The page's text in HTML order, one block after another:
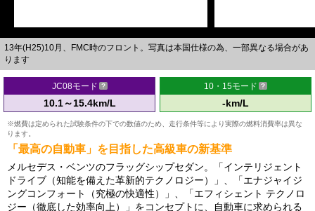
13年(H25)10月、FMC時のフロント。写真は本国仕様の為、一部異なる場合があ
ります
JC08モード
10.1～15.4km/L
10・15モード
-km/L
※燃費は定められた試験条件の下での数値のため、走行条件等により実際の燃料消費率は異な
ります。
「最高の自動車」を目指した高級車の新基準
メルセデス・ベンツのフラッグシップセダン。「インテリジェント
ドライブ（知能を備えた革新的テクノロジー）」、「エナジャイジ
ングコンフォート（究極の快適性）」、「エフィシェント テクノロ
ジー（徹底した効率向上）」をコンセプトに、自動車に求められる